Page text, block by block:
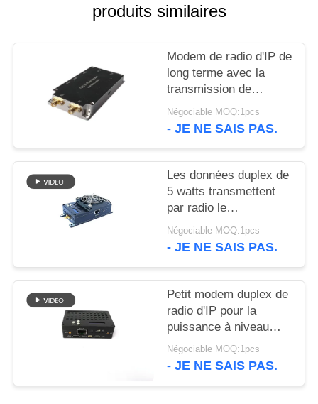
SITE
POLITIQUE
CONFIDENTIALITÉ
produits similaires
Modem de radio d'IP de
long terme avec la
transmission de
données périodiques
transparente
Négociable MOQ:1pcs
- JE NE SAIS PAS.
Les données duplex de
5 watts transmettent
par radio le
modem/modem par
radio sans fil de fond
Négociable MOQ:1pcs
- JE NE SAIS PAS.
Petit modem duplex de
radio d'IP pour la
puissance à niveau
minimal du système de
bourdon d'UAV
Négociable MOQ:1pcs
- JE NE SAIS PAS.